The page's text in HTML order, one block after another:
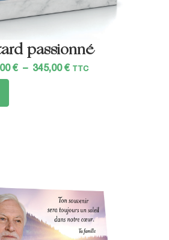
passionné
€ – 345,00 € TTC